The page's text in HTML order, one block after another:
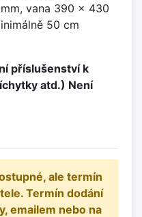
vana 390 x 430
50 cm
příslušenství k
atd.) Není
ale termín
Termín dodání
emailem nebo na